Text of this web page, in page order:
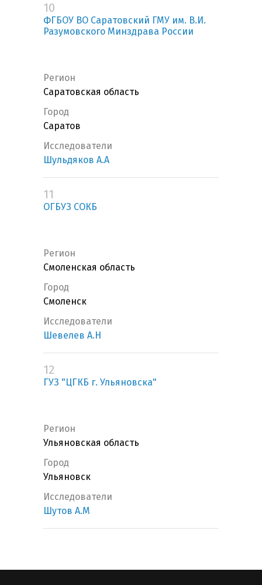
10
ФГБОУ ВО Саратовский ГМУ им. В.И.
Разумовского Минздрава России
Регион
Саратовская область
Город
Саратов
Исследователи
Шульдяков А.А
11
ОГБУЗ СОКБ
Регион
Смоленская область
Город
Смоленск
Исследователи
Шевелев А.Н
12
ГУЗ "ЦГКБ г. Ульяновска"
Регион
Ульяновская область
Город
Ульяновск
Исследователи
Шутов А.М